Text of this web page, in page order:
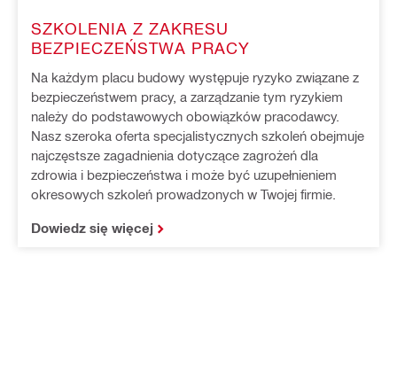
SZKOLENIA Z ZAKRESU
BEZPIECZEŃSTWA PRACY
Na każdym placu budowy występuje ryzyko związane z
bezpieczeństwem pracy, a zarządzanie tym ryzykiem
należy do podstawowych obowiązków pracodawcy.
Nasz szeroka oferta specjalistycznych szkoleń obejmuje
najczęstsze zagadnienia dotyczące zagrożeń dla
zdrowia i bezpieczeństwa i może być uzupełnieniem
okresowych szkoleń prowadzonych w Twojej firmie.
Dowiedz się więcej